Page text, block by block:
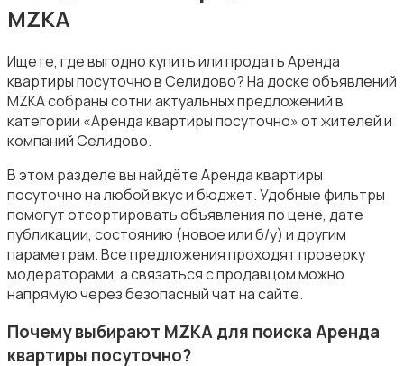
MZKA
Ищете, где выгодно купить или продать Аренда
квартиры посуточно в Селидово? На доске объявлений
MZKA собраны сотни актуальных предложений в
категории «Аренда квартиры посуточно» от жителей и
компаний Селидово.
В этом разделе вы найдёте Аренда квартиры
посуточно на любой вкус и бюджет. Удобные фильтры
помогут отсортировать объявления по цене, дате
публикации, состоянию (новое или б/у) и другим
параметрам. Все предложения проходят проверку
модераторами, а связаться с продавцом можно
напрямую через безопасный чат на сайте.
Почему выбирают MZKA для поиска Аренда
квартиры посуточно?